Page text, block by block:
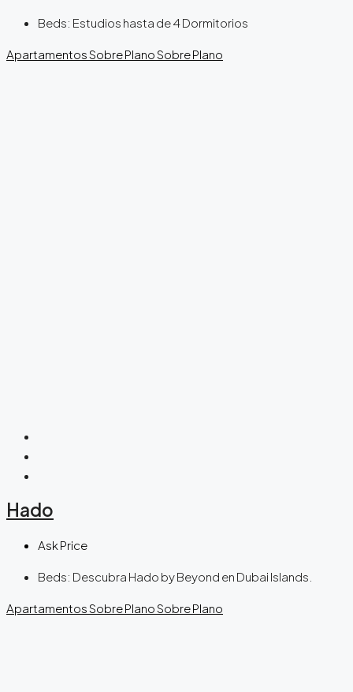
Beds: Estudios hasta de 4 Dormitorios
ApartamentosSobre PlanoSobre Plano
Hado
Ask Price
Beds: Descubra Hado by Beyond en Dubai Islands.
ApartamentosSobre PlanoSobre Plano